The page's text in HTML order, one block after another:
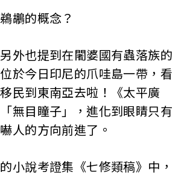
鶘的概念？
另外也提到在闍婆國有蟲落族的
於今日印尼的爪哇島一帶，看
民到東南亞去啦！《太平廣
無目瞳子」，進化到眼睛只有
人的方向前進了。
小說考證集《七修類稿》中，